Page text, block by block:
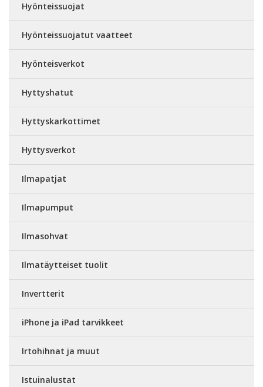
Hyönteissuojat
Hyönteissuojatut vaatteet
Hyönteisverkot
Hyttyshatut
Hyttyskarkottimet
Hyttysverkot
Ilmapatjat
Ilmapumput
Ilmasohvat
Ilmatäytteiset tuolit
Invertterit
iPhone ja iPad tarvikkeet
Irtohihnat ja muut
Istuinalustat